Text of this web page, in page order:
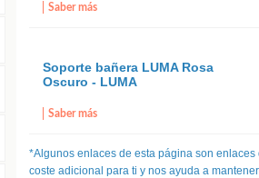
Saber más
Soporte bañera LUMA Rosa
Oscuro - LUMA
Saber más
*Algunos enlaces de esta página son
coste adicional para ti y nos ayuda a